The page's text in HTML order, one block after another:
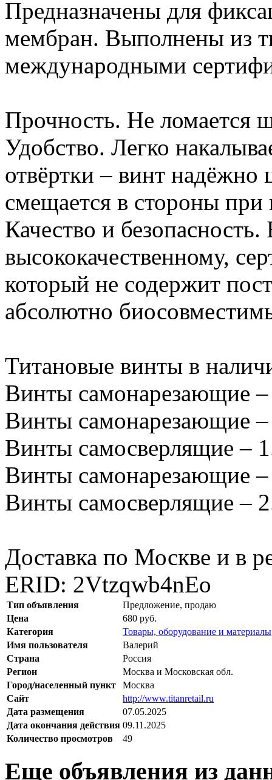
Предназначены для
мембран. Выполнены из
международными
Прочность. Не ломается
Удобство. Легко
отвёртки – винт надёжно
смещается в стороны при
Качество и безопасность.
высококачественному,
который не содержит
абсолютно
Титановые винты в
Винты самонарезающие
Винты самонарезающие
Винты самосверлящие –
Винты самонарезающие
Винты самосверлящие –
Доставка по Москве и в
ERID: 2Vtzqwb4nEo
Тип объявления
Предложение, продаю
Цена
680 руб.
Категория
Товары, оборудование и материалы
Имя пользователя
Валерий
Страна
Россия
Регион
Москва и Московская обл.
Город/населенный пункт
Москва
Сайт
http://www.titanretail.ru
Дата размещения
07.05.2025
Дата окончания действия 09.11.2025
Количество просмотров
49
Еще объявления из